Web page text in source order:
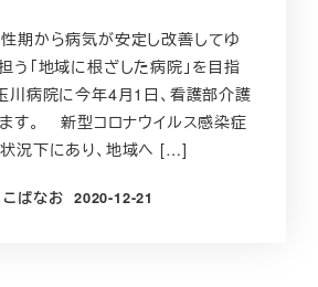
期から病気が安定し改善してゆ
う「地域に根ざした病院」を目指
川病院に今年4月1日、看護部介護
す。 新型コロナウイルス感染症
況下にあり、地域へ […]
こばなお
投稿日
2020-12-21